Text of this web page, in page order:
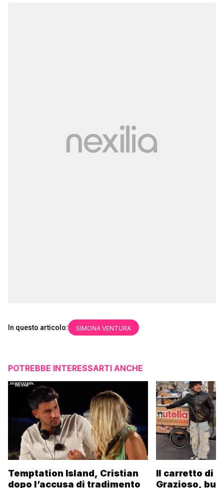
In questo articolo: SIMONA VENTURA
POTREBBE INTERESSARTI ANCHE
Temptation Island, Cristian
dopo l’accusa di tradimento
Il carretto di
Grazioso,